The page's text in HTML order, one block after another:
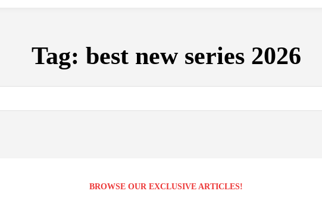
Tag: best new series 2026
BROWSE OUR EXCLUSIVE ARTICLES!